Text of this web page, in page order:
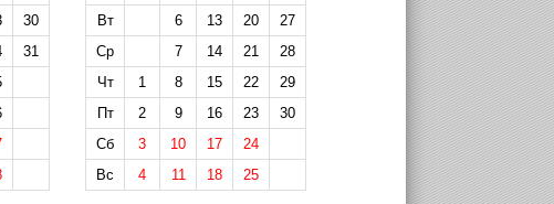
30
31
Вт
6 13 20
27
Ср
7 14 21
28
Чт
1 8 15 22
29
Пт
2 9 16 23
30
Сб
3 10 17
24
Вс
4 11 18 25